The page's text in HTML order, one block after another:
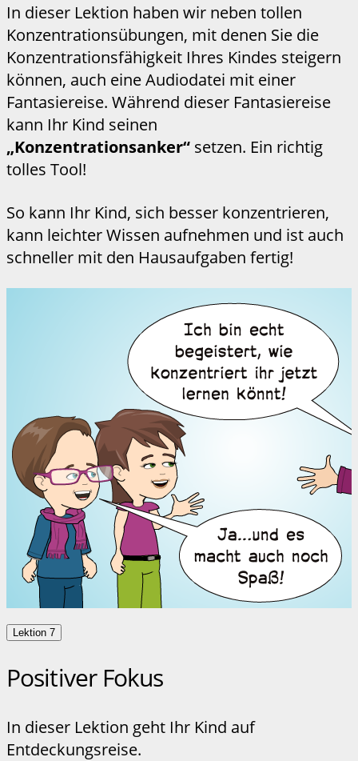
In dieser Lektion haben wir neben tollen
Konzentrationsübungen, mit denen Sie die
Konzentrationsfähigkeit Ihres Kindes steigern
können, auch eine Audiodatei mit einer
Fantasiereise. Während dieser Fantasiereise
kann Ihr Kind seinen
„Konzentrationsanker“ setzen. Ein richtig
tolles Tool!
So kann Ihr Kind, sich besser konzentrieren,
kann leichter Wissen aufnehmen und ist auch
schneller mit den Hausaufgaben fertig!
Lektion 7
Positiver Fokus
In dieser Lektion geht Ihr Kind auf
Entdeckungsreise.